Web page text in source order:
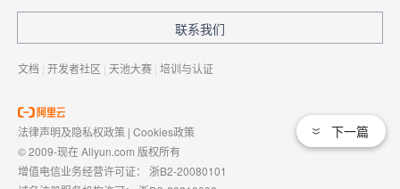
下一篇
联系我们
文档 | 开发者社区 | 天池大赛 | 培训与认证
法律声明及隐私权政策 | Cookies政策
© 2009-现在 Aliyun.com 版权所有
增值电信业务经营许可证： 浙B2-20080101